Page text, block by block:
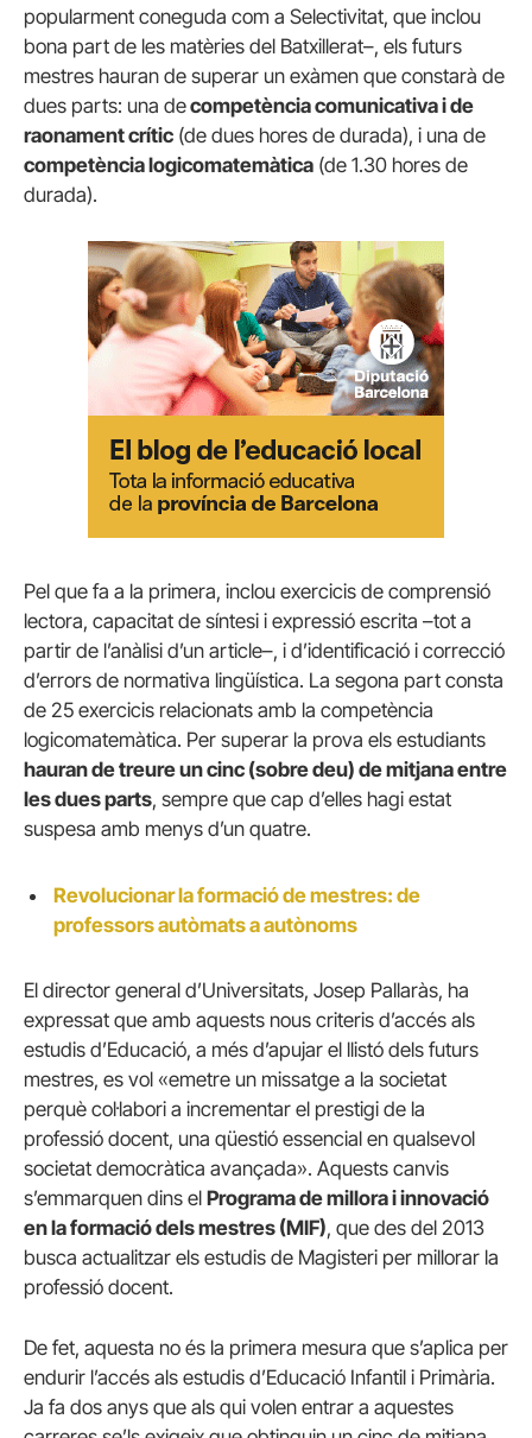
popularment coneguda com a Selectivitat, que inclou
bona part de les matèries del Batxillerat–, els futurs
mestres hauran de superar un exàmen que constarà de
dues parts: una decompetència comunicativa i de
raonament crític (de dues hores de durada), i una de
competència logicomatemàtica (de 1.30 hores de
durada).
Pel que fa a la primera, inclou exercicis de comprensió
lectora, capacitat de síntesi i expressió escrita –tot a
partir de l’anàlisi d’un article–, i d’identificació i correcció
d’errors de normativa lingüística. La segona part consta
de 25 exercicis relacionats amb la competència
logicomatemàtica. Per superar la prova els estudiants
hauran de treure un cinc (sobre deu) de mitjana entre
les dues parts, sempre que cap d’elles hagi estat
suspesa amb menys d’un quatre.
Revolucionar la formació de mestres: de
professors autòmats a autònoms
El director general d’Universitats, Josep Pallaràs, ha
expressat que amb aquests nous criteris d’accés als
estudis d’Educació, a més d’apujar el llistó dels futurs
mestres, es vol «emetre un missatge a la societat
perquè col·labori a incrementar el prestigi de la
professió docent, una qüestió essencial en qualsevol
societat democràtica avançada». Aquests canvis
s’emmarquen dins el Programa de millora i innovació
en la formació dels mestres (MIF), que des del 2013
busca actualitzar els estudis de Magisteri per millorar la
professió docent.
De fet, aquesta no és la primera mesura que s’aplica per
endurir l’accés als estudis d’Educació Infantil i Primària.
Ja fa dos anys que als qui volen entrar a aquestes